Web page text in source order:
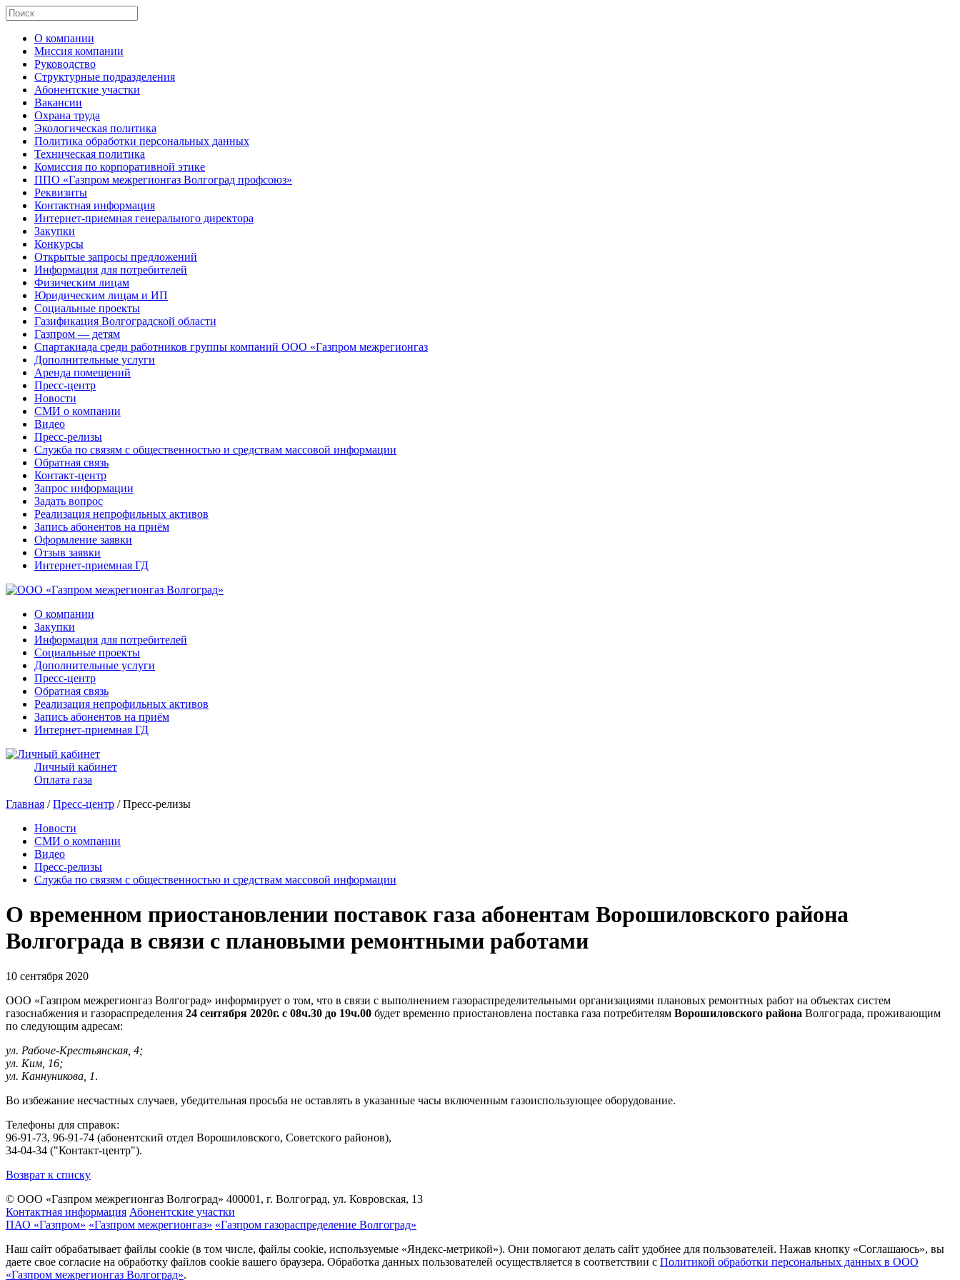
О компании
Миссия компании
Руководство
Структурные подразделения
Абонентские участки
Вакансии
Охрана труда
Экологическая политика
Политика обработки персональных данных
Техническая политика
Комиссия по корпоративной этике
ППО «Газпром межрегионгаз Волгоград профсоюз»
Реквизиты
Контактная информация
Интернет-приемная генерального директора
Закупки
Конкурсы
Открытые запросы предложений
Информация для потребителей
Физическим лицам
Юридическим лицам и ИП
Социальные проекты
Газификация Волгоградской области
Газпром — детям
Спартакиада среди работников группы компаний ООО «Газпром межрегионгаз
Дополнительные услуги
Аренда помещений
Пресс-центр
Новости
СМИ о компании
Видео
Пресс-релизы
Служба по связям с общественностью и средствам массовой информации
Обратная связь
Контакт-центр
Запрос информации
Задать вопрос
Реализация непрофильных активов
Запись абонентов на приём
Оформление заявки
Отзыв заявки
Интернет-приемная ГД
О компании
Закупки
Информация для потребителей
Социальные проекты
Дополнительные услуги
Пресс-центр
Обратная связь
Реализация непрофильных активов
Запись абонентов на приём
Интернет-приемная ГД
Личный кабинет
Оплата газа
Главная /Пресс-центр / Пресс-релизы
Новости
СМИ о компании
Видео
Пресс-релизы
Служба по связям с общественностью и средствам массовой информации
О временном приостановлении поставок газа абонентам Ворошиловского района
Волгограда в связи с плановыми ремонтными работами
10 сентября 2020
ООО «Газпром межрегионгаз Волгоград» информирует о том, что в связи с выполнением газораспределительными организациями плановых ремонтных работ на объектах систем
газоснабжения и газораспределения 24 сентября 2020г. с 08ч.30 до 19ч.00 будет временно приостановлена поставка газа потребителям Ворошиловского района Волгограда, проживающим
по следующим адресам:
ул. Рабоче-Крестьянская, 4;
ул. Ким, 16;
ул. Каннуникова, 1.
Во избежание несчастных случаев, убедительная просьба не оставлять в указанные часы включенным газоиспользующее оборудование.
Телефоны для справок:
96-91-73, 96-91-74 (абонентский отдел Ворошиловского, Советского районов),
34-04-34 ("Контакт-центр").
Возврат к списку
© ООО «Газпром межрегионгаз Волгоград» 400001, г. Волгоград, ул. Ковровская, 13
Контактная информация Абонентские участки
ПАО «Газпром» «Газпром межрегионгаз» «Газпром газораспределение Волгоград»
Наш сайт обрабатывает файлы cookie (в том числе, файлы cookie, используемые «Яндекс-метрикой»). Они помогают делать сайт удобнее для пользователей. Нажав кнопку «Соглашаюсь», вы
даете свое согласие на обработку файлов cookie вашего браузера. Обработка данных пользователей осуществляется в соответствии с Политикой обработки персональных данных в ООО
«Газпром межрегионгаз Волгоград».